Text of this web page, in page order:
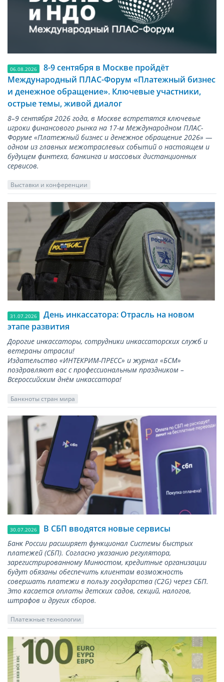
06.08.2026
8-9 сентября в Москве пройдёт
Международный ПЛАС-Форум «Платежный бизнес
и денежное обращение». Ключевые участники,
острые темы, живой диалог
8–9 сентября 2026 года, в Москве встретятся ключевые
игроки финансового рынка на 17-м Международном ПЛАС-
Форуме «Платежный бизнес и денежное обращение 2026» —
одном из главных межотраслевых событий о настоящем и
будущем финтеха, банкинга и массовых дистанционных
сервисов.
Выставки и конференции
31.07.2026
День инкассатора: Отрасль на новом
этапе развития
Дорогие инкассаторы, сотрудники инкассаторских служб и
ветераны отрасли!
Издательство «ИНТЕКРИМ-ПРЕСС» и журнал «БСМ»
поздравляют вас с профессиональным праздником –
Всероссийским днём инкассатора!
Банкноты стран мира
30.07.2026 В СБП вводятся новые сервисы
Банк России расширяет функционал Системы быстрых
платежей (СБП). Согласно указанию регулятора,
зарегистрированному Минюстом, кредитные организации
будут обязаны обеспечить клиентам возможность
совершать платежи в пользу государства (С2G) через СБП.
Это касается оплаты детских садов, секций, налогов,
штрафов и других сборов.
Платежные технологии